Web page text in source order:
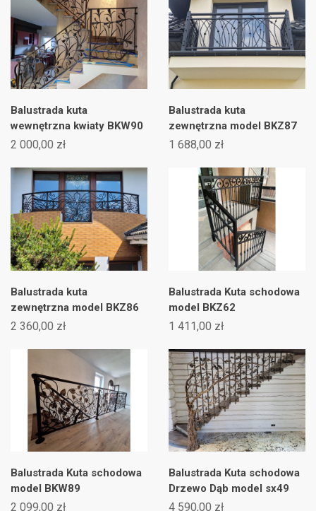
Balustrada kuta
wewnętrzna kwiaty BKW90
2 000,00 zł
Balustrada kuta
zewnętrzna model BKZ87
1 688,00 zł
Balustrada kuta
zewnętrzna model BKZ86
2 360,00 zł
Balustrada Kuta schodowa
model BKZ62
1 411,00 zł
Balustrada Kuta schodowa
model BKW89
2 099,00 zł
Balustrada Kuta schodowa
Drzewo Dąb model sx49
4 590,00 zł